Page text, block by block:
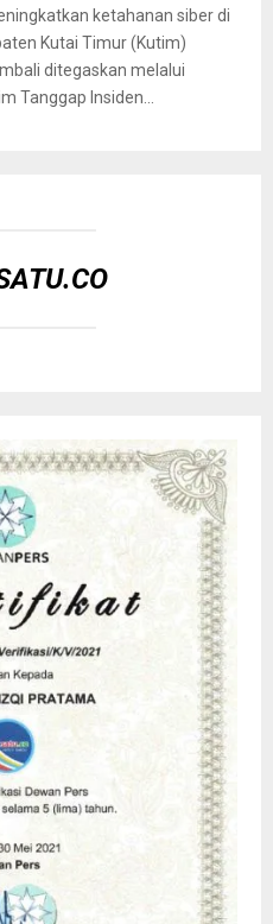
ketahanan siber di
Kutai Timur (Kutim)
ditegaskan melalui
Tanggap Insiden...